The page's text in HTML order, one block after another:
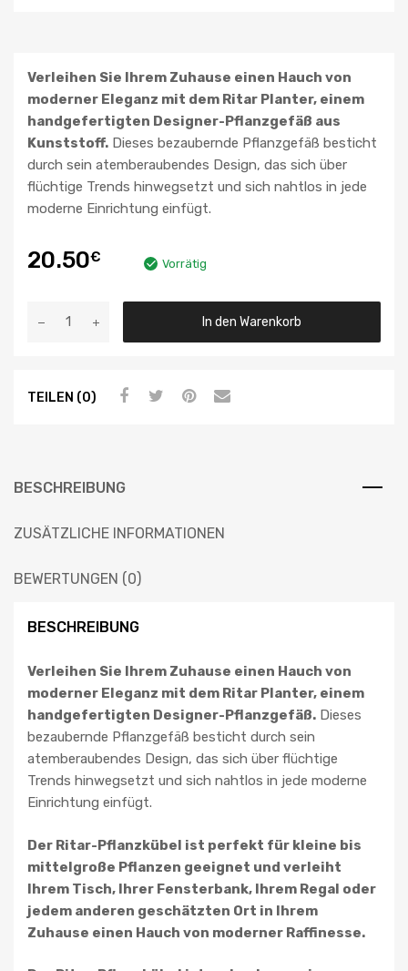
Verleihen Sie Ihrem Zuhause einen Hauch von
moderner Eleganz mit dem Ritar Planter, einem
handgefertigten Designer-Pflanzgefäß aus
Kunststoff. Dieses bezaubernde Pflanzgefäß besticht
durch sein atemberaubendes Design, das sich über
flüchtige Trends hinwegsetzt und sich nahtlos in jede
moderne Einrichtung einfügt.
20.50€ Vorrätig
In den Warenkorb
TEILEN (0)
BESCHREIBUNG
ZUSÄTZLICHE INFORMATIONEN
BEWERTUNGEN (0)
BESCHREIBUNG
Verleihen Sie Ihrem Zuhause einen Hauch von
moderner Eleganz mit dem Ritar Planter, einem
handgefertigten Designer-Pflanzgefäß. Dieses
bezaubernde Pflanzgefäß besticht durch sein
atemberaubendes Design, das sich über flüchtige
Trends hinwegsetzt und sich nahtlos in jede moderne
Einrichtung einfügt.
Der Ritar-Pflanzkübel ist perfekt für kleine bis
mittelgroße Pflanzen geeignet und verleiht
Ihrem Tisch, Ihrer Fensterbank, Ihrem Regal oder
jedem anderen geschätzten Ort in Ihrem
Zuhause einen Hauch von moderner Raffinesse.